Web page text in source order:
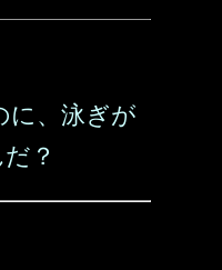
に、泳ぎが
？